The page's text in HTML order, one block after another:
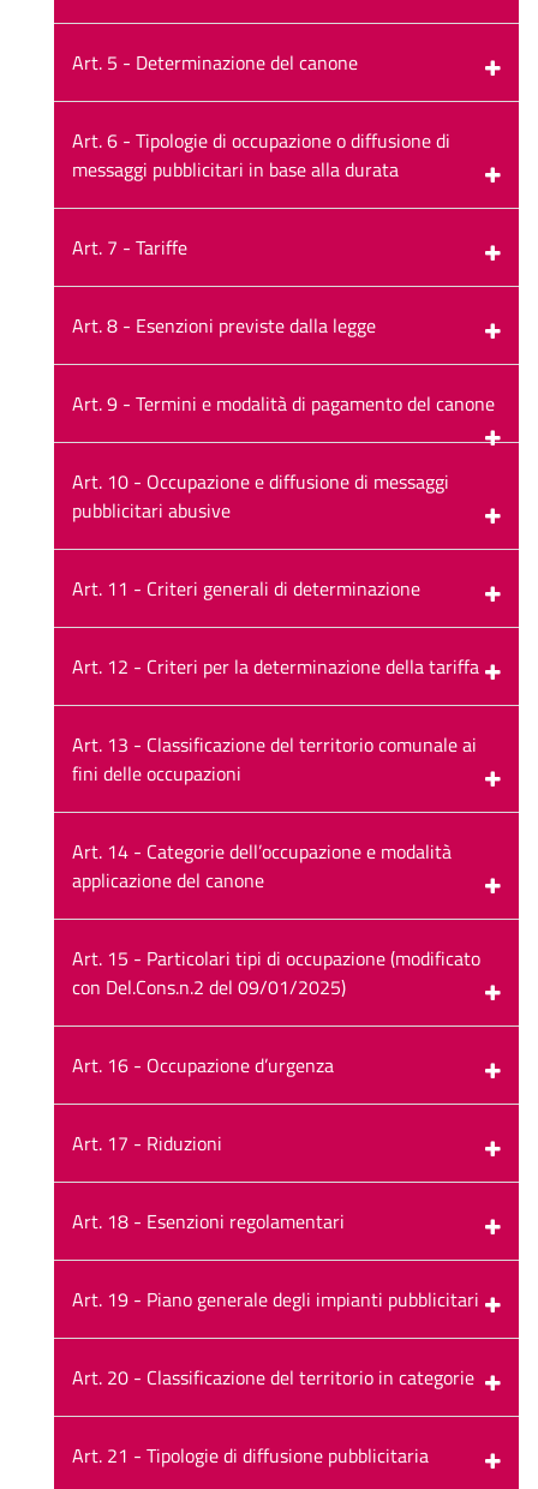
Art. 5 - Determinazione del canone
Art. 6 - Tipologie di occupazione o diffusione di
messaggi pubblicitari in base alla durata
Art. 7 - Tariffe
Art. 8 - Esenzioni previste dalla legge
Art. 9 - Termini e modalità di pagamento del canone
Art. 10 - Occupazione e diffusione di messaggi
pubblicitari abusive
Art. 11 - Criteri generali di determinazione
Art. 12 - Criteri per la determinazione della tariffa
Art. 13 - Classificazione del territorio comunale ai
fini delle occupazioni
Art. 14 - Categorie dell’occupazione e modalità
applicazione del canone
Art. 15 - Particolari tipi di occupazione (modificato
con Del.Cons.n.2 del 09/01/2025)
Art. 16 - Occupazione d’urgenza
Art. 17 - Riduzioni
Art. 18 - Esenzioni regolamentari
Art. 19 - Piano generale degli impianti pubblicitari
Art. 20 - Classificazione del territorio in categorie
Art. 21 - Tipologie di diffusione pubblicitaria